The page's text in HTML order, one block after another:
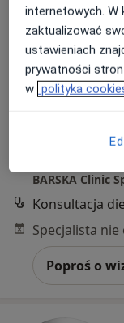
mgr inż.
·Więcej
156
Aleje
BARSKA Clinic
Konsultacja
Poproś o
internetowych. W
zaktualizować
ustawieniach
prywatności
w polityka